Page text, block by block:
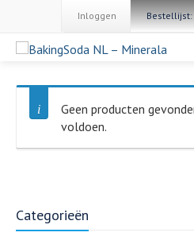
Inloggen Bestellijst:
Geen producten
voldoen.
Categorieën